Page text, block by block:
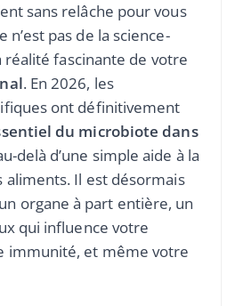
sans relâche pour vous
n’est pas de la science-
fascinante de votre
. En 2026, les
ont définitivement
du microbiote dans
delà d’une simple aide à la
Il est désormais
organe à part entière, un
qui influence votre
immunité, et même votre